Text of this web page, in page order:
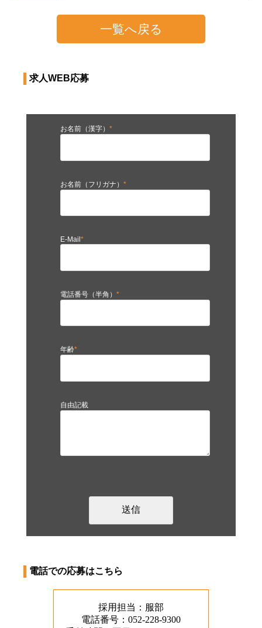
一覧へ戻る
求人WEB応募
お名前（漢字） *
お名前（フリガナ） *
E-Mail *
電話番号（半角） *
年齢*
自由記載
電話での応募はこちら
採用担当：服部
電話番号：052-228-9300